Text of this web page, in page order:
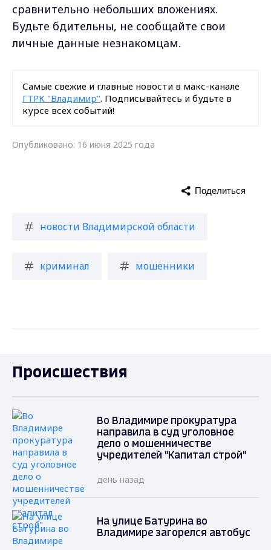
сравнительно небольших вложениях.
Будьте бдительны, не сообщайте свои
личные данные незнакомцам.
Самые свежие и главные новости в макс-канале
ГТРК "Владимир". Подписывайтесь и будьте в
курсе всех событий!
Опубликовано: 16 июня 2025 года
новости Владимирской области
криминал мошенники
Поделиться
Происшествия
Во Владимире прокуратура
направила в суд уголовное
дело о мошенничестве
учредителей "Капитал строй"
день назад
На улице Батурина во
Владимире загорелся автобус